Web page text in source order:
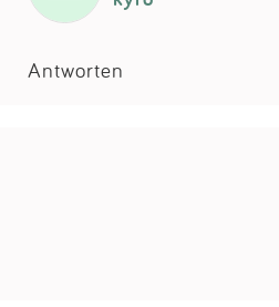
Antworten